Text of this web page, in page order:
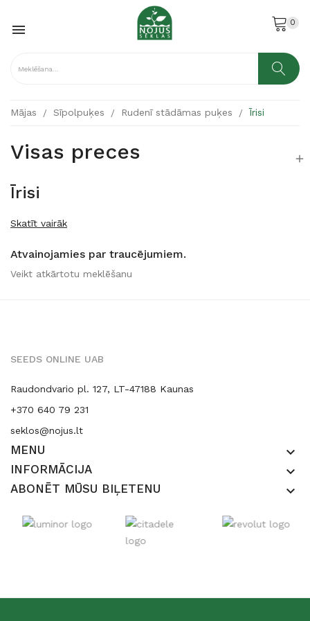
 0
Mājas Sīpolpuķes Rudenī stādāmas puķes Īrisi
Visas preces 
Īrisi
Skatīt vairāk
Atvainojamies par traucējumiem.
Veikt atkārtotu meklēšanu
SEEDS ONLINE UAB
Raudondvario pl. 127, LT-47188 Kaunas
+370 640 79 231
seklos@nojus.lt
MENU keyboard_arrow_down
INFORMĀCIJA keyboard_arrow_down
ABONĒT MŪSU BIĻETENU keyboard_arrow_down